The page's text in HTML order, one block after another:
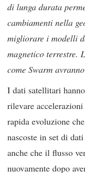
di lunga durata
cambiamenti nella
migliorare i modelli
magnetico terrestre.
come Swarm
I dati satellitari
rilevare
rapida evoluzione
nascoste in set di
anche che il flusso
nuovamente dopo